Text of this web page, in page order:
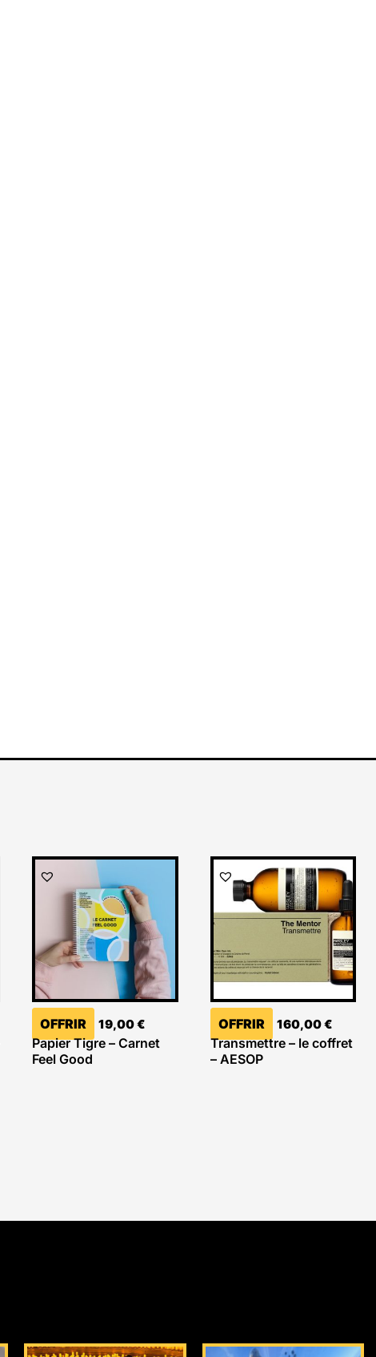
OFFRIR 19,00€
Papier Tigre – Carnet
Feel Good
OFFRIR 160,00€
Transmettre – le coffret
– AESOP